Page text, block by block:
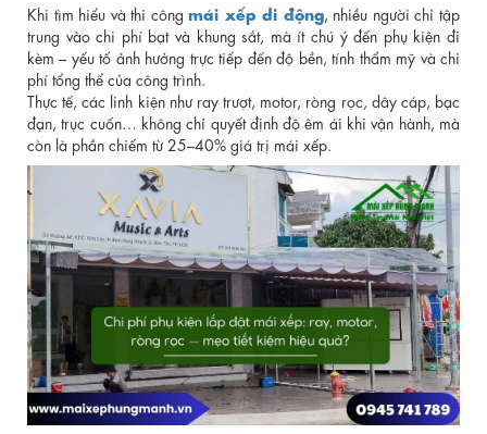
Khi tìm hiểu và thi côngmái xếp di động, nhiều người chỉ tập
trung vào chi phí bạt và khung sắt, mà ít chú ý đến phụ kiện đi
kèm – yếu tố ảnh hưởng trực tiếp đến độ bền, tính thẩm mỹ và chi
phí tổng thể của công trình.
Thực tế, các linh kiện như ray trượt, motor, ròng rọc, dây cáp, bạc
đạn, trục cuốn… không chỉ quyết định độ êm ái khi vận hành, mà
còn là phần chiếm từ 25–40% giá trị mái xếp.